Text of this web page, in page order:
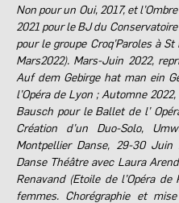
Non pour un Oui, 2017, et
2021 pour le BJ du
pour le groupe Croq’Paroles à
Mars2022). Mars-Juin 2022,
Auf dem Gebirge hat man ein
l’Opéra de Lyon ; Automne
Bausch pour le Ballet de l’
Création d’un Duo-Solo,
Montpellier Danse, 29-30
Danse Théâtre avec Laura
Renavand (Etoile de l’Opéra
femmes. Chorégraphie et